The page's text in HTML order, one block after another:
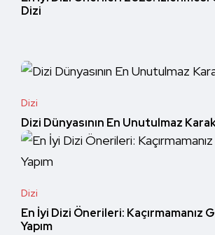
Dizi
Dizi
Dizi Dünyasının En Unutulmaz
Dizi
En İyi Dizi Önerileri: Kaçırmamanız
Yapım